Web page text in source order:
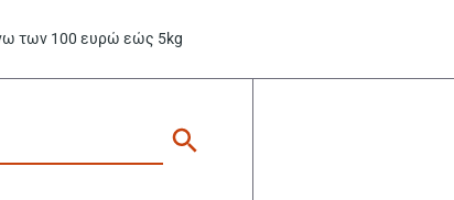
των 100 ευρώ εώς 5kg